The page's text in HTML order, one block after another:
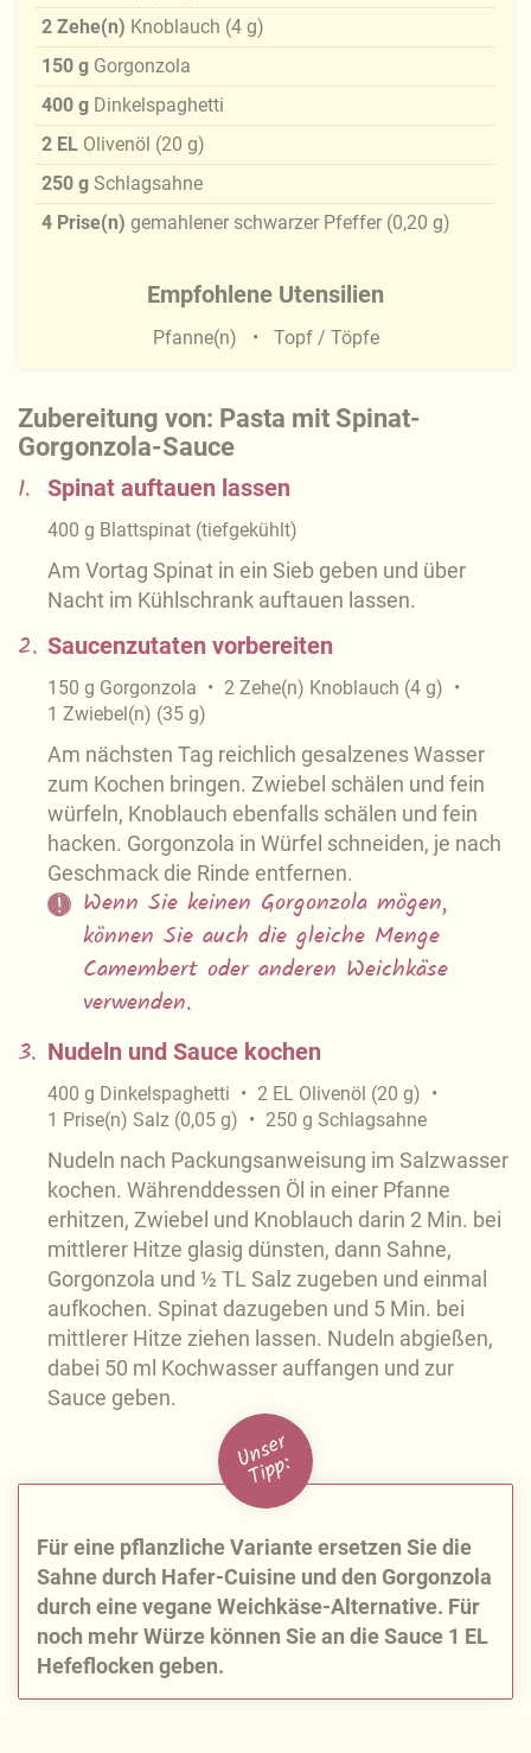
Zubereitung von: Pasta mit Spinat-
Gorgonzola-Sauce
1. Spinat auftauen lassen
400 g Blattspinat (tiefgekühlt)
Am Vortag Spinat in ein Sieb geben und über
Nacht im Kühlschrank auftauen lassen.
2. Saucenzutaten vorbereiten
150 g Gorgonzola 2 Zehe(n) Knoblauch (4 g)
1 Zwiebel(n) (35 g)
Am nächsten Tag reichlich gesalzenes Wasser
zum Kochen bringen. Zwiebel schälen und fein
würfeln, Knoblauch ebenfalls schälen und fein
hacken. Gorgonzola in Würfel schneiden, je nach
Geschmack die Rinde entfernen.
Wenn Sie keinen Gorgonzola mögen,
können Sie auch die gleiche Menge
Camembert oder anderen Weichkäse
verwenden.
3. Nudeln und Sauce kochen
400 g Dinkelspaghetti 2 EL Olivenöl (20 g)
1 Prise(n) Salz (0,05 g) 250 g Schlagsahne
Nudeln nach Packungsanweisung im Salzwasser
kochen. Währenddessen Öl in einer Pfanne
erhitzen, Zwiebel und Knoblauch darin 2 Min. bei
mittlerer Hitze glasig dünsten, dann Sahne,
Gorgonzola und ½ TL Salz zugeben und einmal
aufkochen. Spinat dazugeben und 5 Min. bei
mittlerer Hitze ziehen lassen. Nudeln abgießen,
dabei 50 ml Kochwasser auffangen und zur
Sauce geben.
U
n
s
e
r
Ti
p
p:
Für eine pflanzliche Variante ersetzen Sie die
Sahne durch Hafer-Cuisine und den Gorgonzola
durch eine vegane Weichkäse-Alternative. Für
noch mehr Würze können Sie an die Sauce 1 EL
Hefeflocken geben.
2 Zehe(n) Knoblauch (4 g)
150 g Gorgonzola
400 g Dinkelspaghetti
2 EL Olivenöl (20 g)
250 g Schlagsahne
4 Prise(n) gemahlener schwarzer Pfeffer (0,20 g)
Empfohlene Utensilien
Pfanne(n) Topf / Töpfe